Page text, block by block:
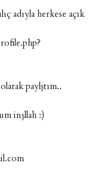
adıyla herkese açık
paylştım..
inşllah :)